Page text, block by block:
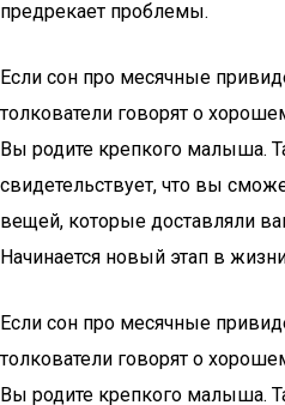
предрекает проблемы.
Если сон про месячные
толкователи говорят о
Вы родите крепкого малыша.
свидетельствует, что вы
вещей, которые доставляли
Начинается новый этап в
Если сон про месячные
толкователи говорят о
Вы родите крепкого малыша.